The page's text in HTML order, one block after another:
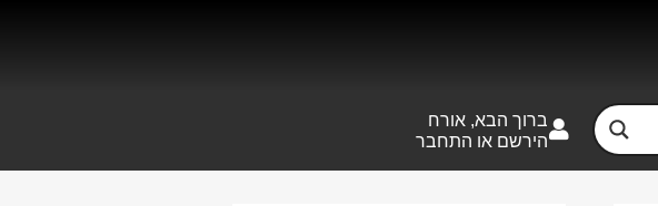
ברוך הבא, אורח
הירשם או התחבר